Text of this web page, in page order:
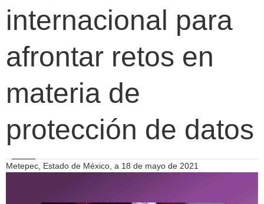
internacional para
afrontar retos en
materia de
protección de datos
Metepec, Estado de México, a 18 de mayo de 2021